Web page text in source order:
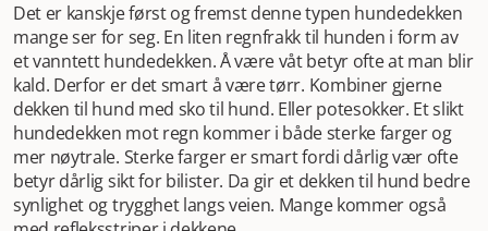
Det er kanskje først og fremst denne typen hundedekken
mange ser for seg. En liten regnfrakk til hunden i form av
et vanntett hundedekken. Å være våt betyr ofte at man blir
kald. Derfor er det smart å være tørr. Kombiner gjerne
dekken til hund med sko til hund. Eller potesokker. Et slikt
hundedekken mot regn kommer i både sterke farger og
mer nøytrale. Sterke farger er smart fordi dårlig vær ofte
betyr dårlig sikt for bilister. Da gir et dekken til hund bedre
synlighet og trygghet langs veien. Mange kommer også